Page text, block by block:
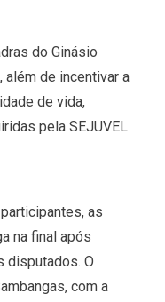
do Ginásio
além de incentivar a
de vida,
pela SEJUVEL
as
na final após
disputados. O
com a